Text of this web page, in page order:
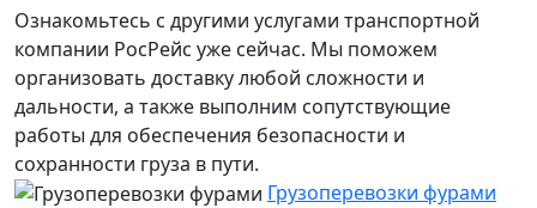
Ознакомьтесь с другими услугами транспортной
компании РосРейс уже сейчас. Мы поможем
организовать доставку любой сложности и
дальности, а также выполним сопутствующие
работы для обеспечения безопасности и
сохранности груза в пути.
Грузоперевозки фурами